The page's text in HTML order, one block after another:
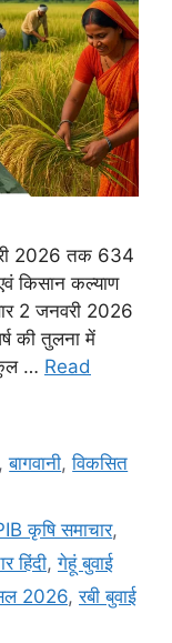
2026 तक 634
किसान कल्याण
2 जनवरी 2026
की तुलना में
… Read
बागवानी,विकसित
कृषि समाचार,
हिंदी,गेहूं बुवाई
2026,रबी बुवाई